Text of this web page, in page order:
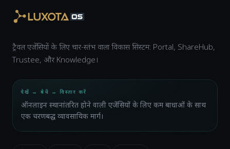
ट्रैवल एजेंसियों के लिए चार-स्तंभ वाला विकास सिस्टम: Portal, ShareHub,
Trustee, और Knowledge।
देखें → बेचें → विस्तार करें
ऑनलाइन स्थानांतरित होने वाली एजेंसियों के लिए कम बाधाओं के साथ
एक चरणबद्ध व्यावसायिक मार्ग।